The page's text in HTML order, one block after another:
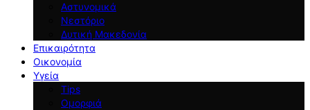
Αστυνομικά
Νεστόριο
Δυτική Μακεδονία
Επικαιρότητα
Οικονομία
Υγεία
Tips
Ομορφιά